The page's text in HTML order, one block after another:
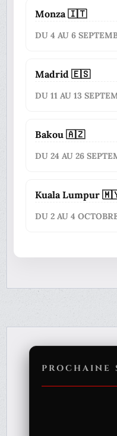
Monza 🇮🇹
DU 4 AU 6
Madrid 🇪🇸
DU 11 AU 13
Bakou 🇦🇿
DU 24 AU 26
Kuala Lumpur
DU 2 AU 4
PROCHAINE